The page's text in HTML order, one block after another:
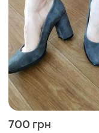
700 грн